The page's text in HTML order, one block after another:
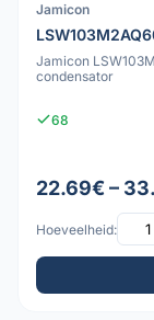
Jamicon
Jamicon
condensator
68
22.69€ –
Hoeveelheid: